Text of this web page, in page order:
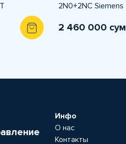
2N0+2NC Siemens
2 460 000 сум
Инфо
О нас
Контакты